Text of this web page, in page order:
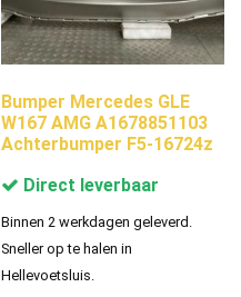
Bumper Mercedes GLE
W167 AMG A1678851103
Achterbumper F5-16724z
Direct leverbaar
Binnen 2 werkdagen geleverd.
Sneller op te halen in
Hellevoetsluis.